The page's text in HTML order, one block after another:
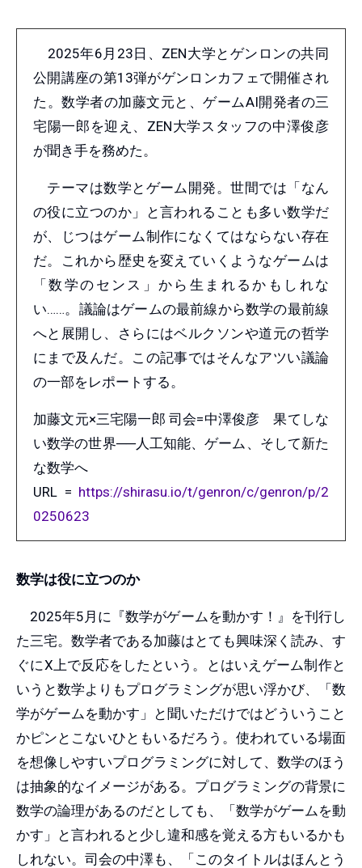
2025年6月23日、ZEN大学とゲンロンの共同
公開講座の第13弾がゲンロンカフェで開催され
た。数学者の加藤文元と、ゲームAI開発者の三
宅陽一郎を迎え、ZEN大学スタッフの中澤俊彦
が聞き手を務めた。
テーマは数学とゲーム開発。世間では「なん
の役に立つのか」と言われることも多い数学だ
が、じつはゲーム制作になくてはならない存在
だ。これから歴史を変えていくようなゲームは
「数学のセンス」から生まれるかもしれな
い……。議論はゲームの最前線から数学の最前線
へと展開し、さらにはベルクソンや道元の哲学
にまで及んだ。この記事ではそんなアツい議論
の一部をレポートする。
加藤文元×三宅陽一郎 司会=中澤俊彦 果てしな
い数学の世界──人工知能、ゲーム、そして新た
な数学へ
URL = https://shirasu.io/t/genron/c/genron/p/2
0250623
数学は役に立つのか
2025年5月に『数学がゲームを動かす！』を刊行し
た三宅。数学者である加藤はとても興味深く読み、す
ぐにX上で反応をしたという。とはいえゲーム制作と
いうと数学よりもプログラミングが思い浮かび、「数
学がゲームを動かす」と聞いただけではどういうこと
かピンとこないひともいるだろう。使われている場面
を想像しやすいプログラミングに対して、数学のほう
は抽象的なイメージがある。プログラミングの背景に
数学の論理があるのだとしても、「数学がゲームを動
かす」と言われると少し違和感を覚える方もいるかも
しれない。司会の中澤も、「このタイトルはほんとう